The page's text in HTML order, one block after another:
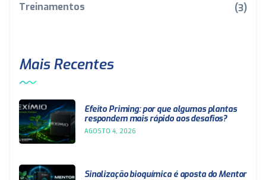
Treinamentos (3)
Mais Recentes
Efeito Priming: por que algumas plantas
respondem mais rápido aos desafios?
AGOSTO 4, 2026
Sinalização bioquímica é aposta do Mentor